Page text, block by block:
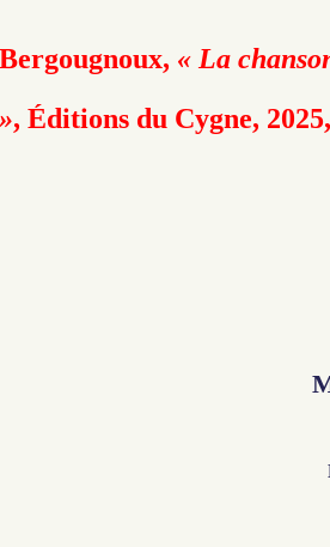
« La
, Éditions du Cygne,